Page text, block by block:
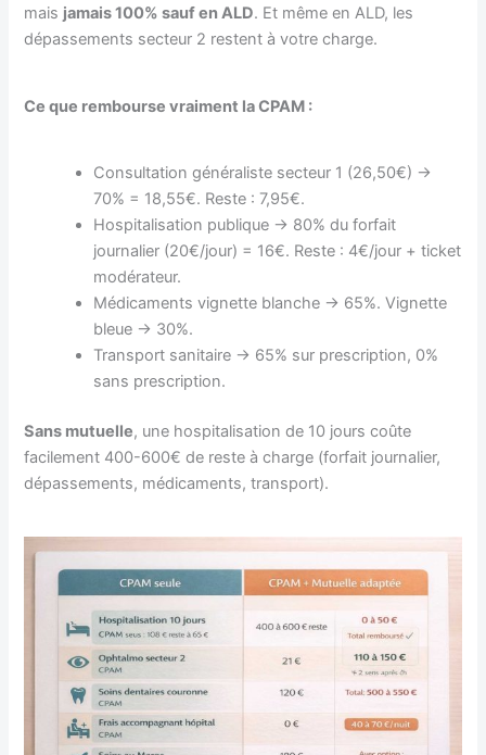
mais jamais 100% sauf en ALD. Et même en ALD, les
dépassements secteur 2 restent à votre charge.
Ce que rembourse vraiment la CPAM :
Consultation généraliste secteur 1 (26,50€) →
70% = 18,55€. Reste : 7,95€.
Hospitalisation publique → 80% du forfait
journalier (20€/jour) = 16€. Reste : 4€/jour + ticket
modérateur.
Médicaments vignette blanche → 65%. Vignette
bleue → 30%.
Transport sanitaire → 65% sur prescription, 0%
sans prescription.
Sans mutuelle, une hospitalisation de 10 jours coûte
facilement 400-600€ de reste à charge (forfait journalier,
dépassements, médicaments, transport).